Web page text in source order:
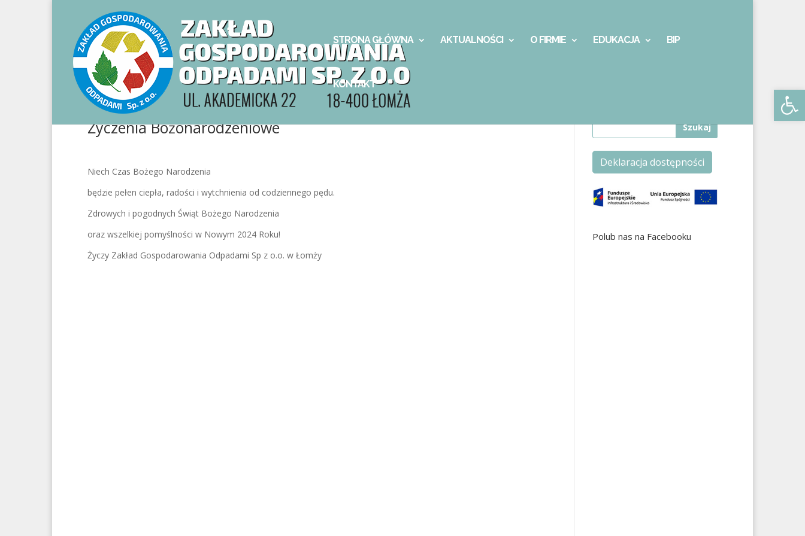
STRONA GŁÓWNA AKTUALNOŚCI O FIRMIE EDUKACJA BIP
KONTAKT
Życzenia Bożonarodzeniowe
Niech Czas Bożego Narodzenia
będzie pełen ciepła, radości i wytchnienia od codziennego pędu.
Zdrowych i pogodnych Świąt Bożego Narodzenia
oraz wszelkiej pomyślności w Nowym 2024 Roku!
Życzy Zakład Gospodarowania Odpadami Sp z o.o. w Łomży
Deklaracja dostępności
Polub nas na Facebooku